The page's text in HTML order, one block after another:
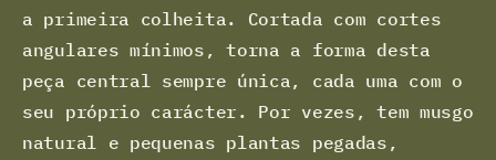
a primeira colheita. Cortada com cortes
angulares mínimos, torna a forma desta
peça central sempre única, cada uma com o
seu próprio carácter. Por vezes, tem musgo
natural e pequenas plantas pegadas,